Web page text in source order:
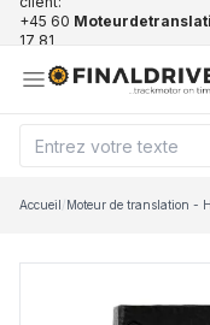
+45 60
17 81
Accueil/Moteur de translation -